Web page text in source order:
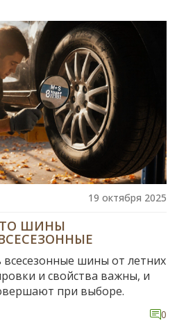
19 октября 2025
ШИНЫ
всесезонные шины от летних
и свойства важны, и
при выборе.
0